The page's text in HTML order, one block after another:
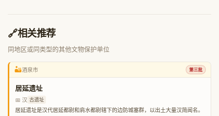
🔗相关推荐
同地区或同类型的其他文物保护单位
🏜️酒泉市 第三批
居延遗址
📅 汉 古遗址
居延遗址是汉代居延都尉和肩水都尉辖下的边防城塞群，以出土大量汉简闻名。